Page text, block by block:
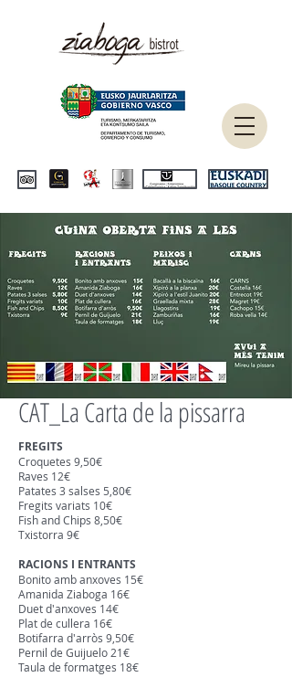
CAT_La Carta de la pissarra
FREGITS
Croquetes 9,50€
Raves 12€
Patates 3 salses 5,80€
Fregits variats 10€
Fish and Chips 8,50€
Txistorra 9€
RACIONS I ENTRANTS
Bonito amb anxoves 15€
Amanida Ziaboga 16€
Duet d'anxoves 14€
Plat de cullera 16€
Botifarra d'arròs 9,50€
Pernil de Guijuelo 21€
Taula de formatges 18€